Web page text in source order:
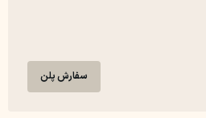
سفارش پلن